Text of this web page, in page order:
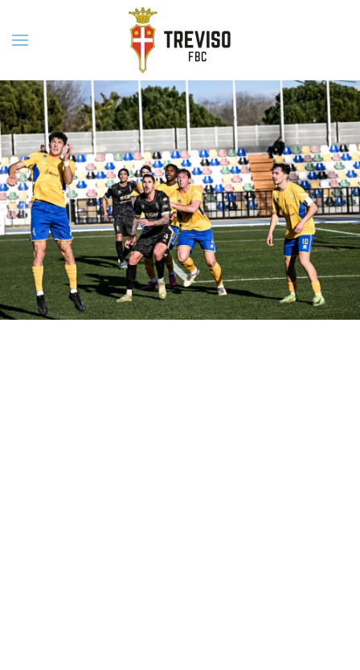
Skip to main content